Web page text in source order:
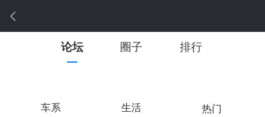
论坛 圈子 排行
车系 生活 热门